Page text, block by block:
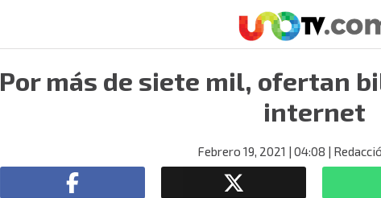
Por más de siete mil, ofertan
internet
Febrero 19, 2021 | 04:08 |